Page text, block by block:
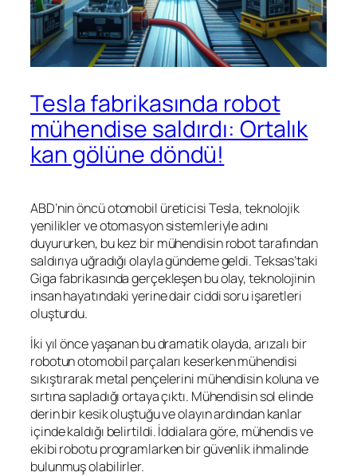
Tesla fabrikasında robot
mühendise saldırdı: Ortalık
kan gölüne döndü!
ABD’nin öncü otomobil üreticisi Tesla, teknolojik
yenilikler ve otomasyon sistemleriyle adını
duyururken, bu kez bir mühendisin robot tarafından
saldırıya uğradığı olayla gündeme geldi. Teksas’taki
Giga fabrikasında gerçekleşen bu olay, teknolojinin
insan hayatındaki yerine dair ciddi soru işaretleri
oluşturdu.
İki yıl önce yaşanan bu dramatik olayda, arızalı bir
robotun otomobil parçaları keserken mühendisi
sıkıştırarak metal pençelerini mühendisin koluna ve
sırtına sapladığı ortaya çıktı. Mühendisin sol elinde
derin bir kesik oluştuğu ve olayın ardından kanlar
içinde kaldığı belirtildi. İddialara göre, mühendis ve
ekibi robotu programlarken bir güvenlik ihmalinde
bulunmuş olabilirler.